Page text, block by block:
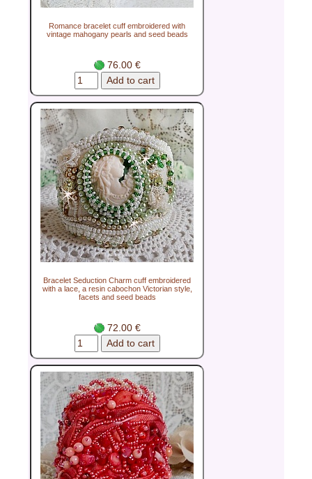
Romance bracelet cuff embroidered with
vintage mahogany pearls and seed beads
76.00 €
Bracelet Seduction Charm cuff embroidered
with a lace, a resin cabochon Victorian style,
facets and seed beads
72.00 €